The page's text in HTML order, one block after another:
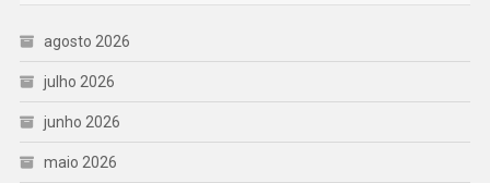
agosto 2026
julho 2026
junho 2026
maio 2026